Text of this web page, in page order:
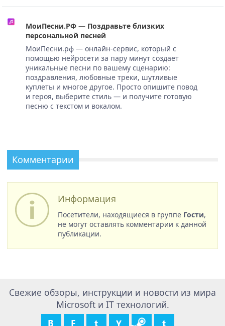
МоиПесни.РФ — Поздравьте близких
персональной песней
МоиПесни.рф — онлайн-сервис, который с
помощью нейросети за пару минут создает
уникальные песни по вашему сценарию:
поздравления, любовные треки, шутливые
куплеты и многое другое. Просто опишите повод
и героя, выберите стиль — и получите готовую
песню с текстом и вокалом.
Комментарии
Информация
Посетители, находящиеся в группе Гости,
не могут оставлять комментарии к данной
публикации.
Свежие обзоры, инструкции и новости из мира
Microsoft и IT технологий.